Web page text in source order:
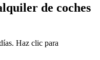
de coches
Haz clic para